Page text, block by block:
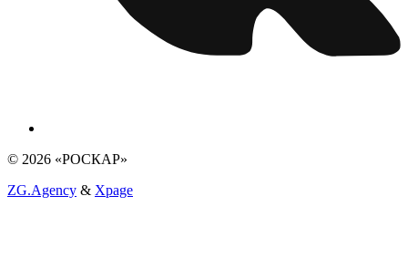
© 2026 «РОСКАР»
ZG.Agency & Xpage